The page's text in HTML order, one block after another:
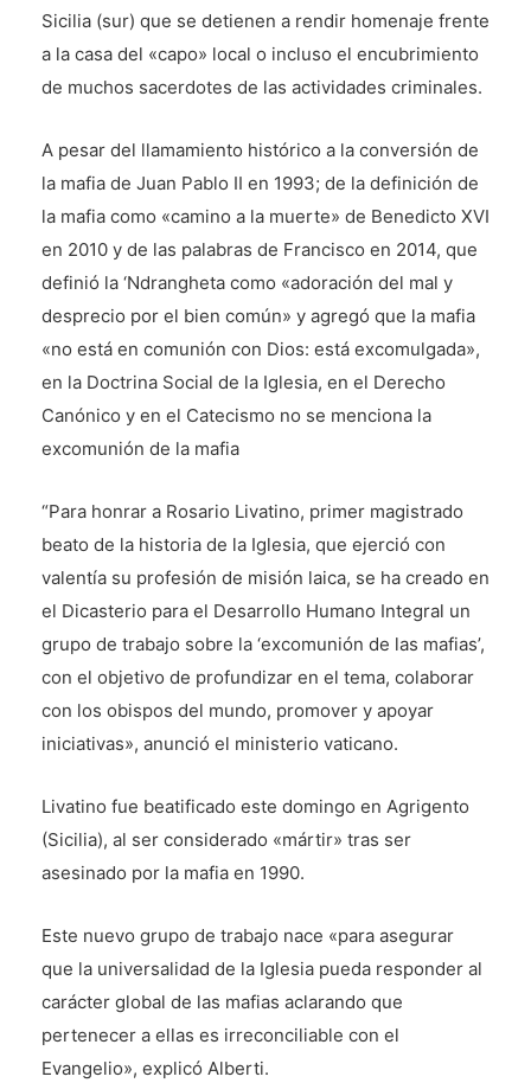
Sicilia (sur) que se detienen a rendir homenaje frente
a la casa del «capo» local o incluso el encubrimiento
de muchos sacerdotes de las actividades criminales.
A pesar del llamamiento histórico a la conversión de
la mafia de Juan Pablo II en 1993; de la definición de
la mafia como «camino a la muerte» de Benedicto XVI
en 2010 y de las palabras de Francisco en 2014, que
definió la ‘Ndrangheta como «adoración del mal y
desprecio por el bien común» y agregó que la mafia
«no está en comunión con Dios: está excomulgada»,
en la Doctrina Social de la Iglesia, en el Derecho
Canónico y en el Catecismo no se menciona la
excomunión de la mafia
“Para honrar a Rosario Livatino, primer magistrado
beato de la historia de la Iglesia, que ejerció con
valentía su profesión de misión laica, se ha creado en
el Dicasterio para el Desarrollo Humano Integral un
grupo de trabajo sobre la ‘excomunión de las mafias’,
con el objetivo de profundizar en el tema, colaborar
con los obispos del mundo, promover y apoyar
iniciativas», anunció el ministerio vaticano.
Livatino fue beatificado este domingo en Agrigento
(Sicilia), al ser considerado «mártir» tras ser
asesinado por la mafia en 1990.
Este nuevo grupo de trabajo nace «para asegurar
que la universalidad de la Iglesia pueda responder al
carácter global de las mafias aclarando que
pertenecer a ellas es irreconciliable con el
Evangelio», explicó Alberti.